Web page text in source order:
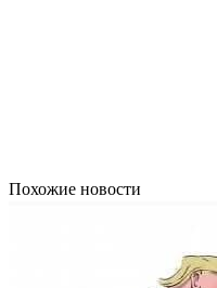
Похожие новости